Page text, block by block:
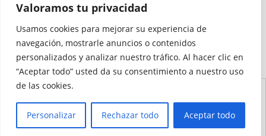
Valoramos tu privacidad
Usamos cookies para mejorar su experiencia de
navegación, mostrarle anuncios o contenidos
personalizados y analizar nuestro tráfico. Al hacer clic en
“Aceptar todo” usted da su consentimiento a nuestro uso
de las cookies.
Personalizar Rechazar todo Aceptar todo
Medio auditado por
Accesibilidad
Sitio
Cookies
Privacidad